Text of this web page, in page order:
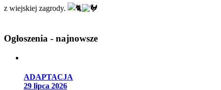
z wiejskiej zagrody.
Ogłoszenia - najnowsze
ADAPTACJA
29 lipca 2026